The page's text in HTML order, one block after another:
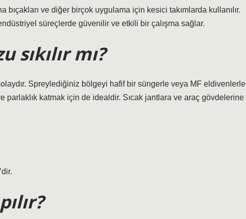
bıçakları ve diğer birçok uygulama için kesici takımlarda kullanılır.
süreçlerde güvenilir ve etkili bir çalışma sağlar.
mı?
Spreylediğiniz bölgeyi hafif bir süngerle veya MF eldivenlerle
parlaklık katmak için de idealdir. Sıcak jantlara ve araç gövdelerine